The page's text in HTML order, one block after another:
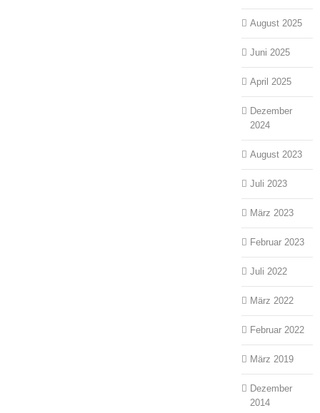
August 2025
Juni 2025
April 2025
Dezember
2024
August 2023
Juli 2023
März 2023
Februar 2023
Juli 2022
März 2022
Februar 2022
März 2019
Dezember
2014